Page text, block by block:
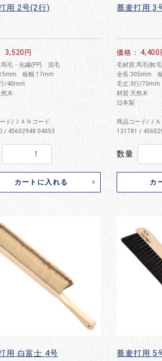
用 2号(2行)
3,520円
馬毛・化繊(PP) 混毛
板幅:17mm
/40mm
木
ド/ＪＡＮコード
/ 45602948 04853
カートに入れる
蕎麦打用 3
価格： 4,400
毛材質:馬毛(軟
全長:305mm
毛丈:3行/70mm
材質:天然木
日本製
商品コード/ＪＡ
131781 /
数量
カ
用 白富士 4号 蕎麦打用 5